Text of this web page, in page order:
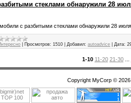
стеклами обнаружили 28
с разбитыми стеклами обнаружили 28
Просмотров: 1510 |Добавил: autoadvice |Дата:
1-10 11-20 21-30
Copyright MyCorp © 2026